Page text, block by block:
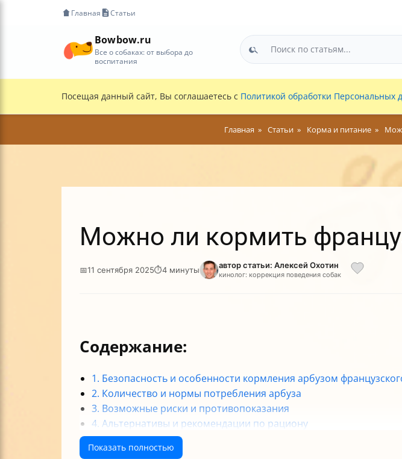
Главная Статьи
Bowbow.ru
Все о собаках: от выбора до
воспитания
Посещая данный сайт, Вы соглашаетесь с Политикой обработки Персональных
Главная Статьи Корма и питание
Можно ли кормить
📅11 сентября 2025⏱4 минуты автор статьи: Алексей Охотин
кинолог: коррекция поведения собак
Содержание:
1. Безопасность и особенности кормления арбузом
2. Количество и нормы потребления арбуза
3. Возможные риски и противопоказания
4. Альтернативы и рекомендации по рациону
Итог: как безопасно угостить французского бульдога арбузом?
Показать полностью